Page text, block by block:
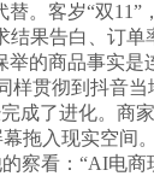
。客岁“双11”
结果告白、订单
的商品事实是
样贯彻到抖音
成了进化。商
拖入现实空间
察看：“AI电